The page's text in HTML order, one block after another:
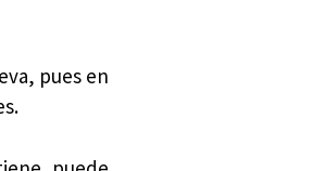
pues en